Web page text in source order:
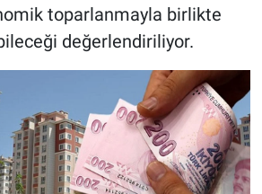
toparlanmayla birlikte
değerlendiriliyor.